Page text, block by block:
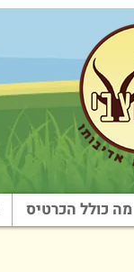
מה כולל הכרטיס